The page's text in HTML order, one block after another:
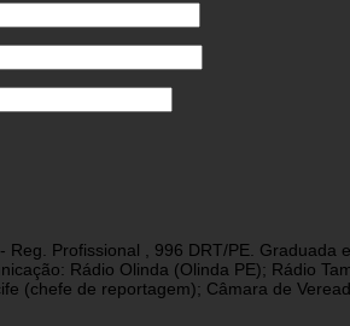
Reg. Profissional , 996 DRT/PE.
Rádio Olinda (Olinda PE); Rádio
(chefe de reportagem); Câmara de